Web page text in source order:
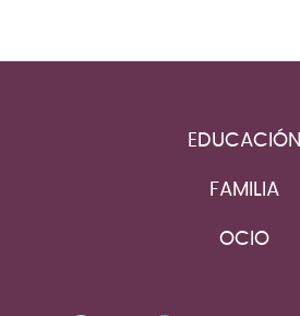
EDUCACIÓN
FAMILIA
OCIO